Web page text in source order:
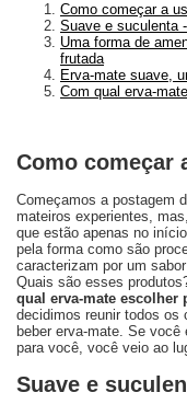
Como começar a
Suave e suculenta
Uma forma de
frutada
Erva-mate suave,
Com qual erva-
Como começar
Começamos a postagem
mateiros experientes,
que estão apenas no
pela forma como são
caracterizam por um
Quais são esses
qual erva-mate escolher
decidimos reunir todos os
beber erva-mate. Se
para você, você veio ao
Suave e